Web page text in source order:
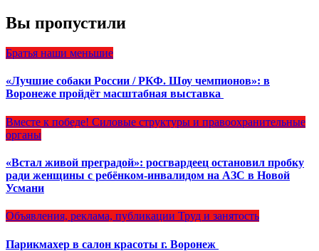
Вы пропустили
Братья наши меньшие
«Лучшие собаки России / РКФ. Шоу чемпионов»: в
Воронеже пройдёт масштабная выставка
Вместе к победе! Силовые структуры и правоохранительные
органы
«Встал живой преградой»: росгвардеец остановил пробку
ради женщины с ребёнком-инвалидом на АЗС в Новой
Усмани
Объявления, реклама, публикации Труд и занятость
Парикмахер в салон красоты г. Воронеж